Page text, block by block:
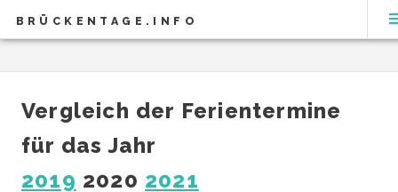
BRÜCKENTAGE.INFO
Vergleich der Ferientermine
für das Jahr
2019 2020 2021